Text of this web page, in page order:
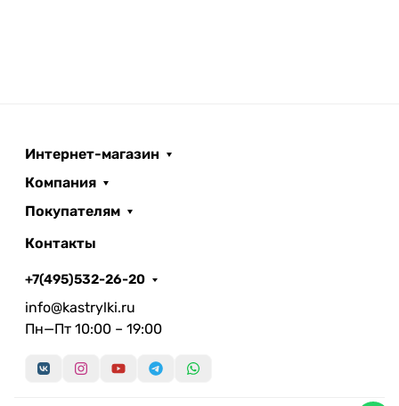
Интернет-магазин
Компания
Покупателям
Контакты
+7(495)532-26-20
info@kastrylki.ru
Пн—Пт 10:00 – 19:00